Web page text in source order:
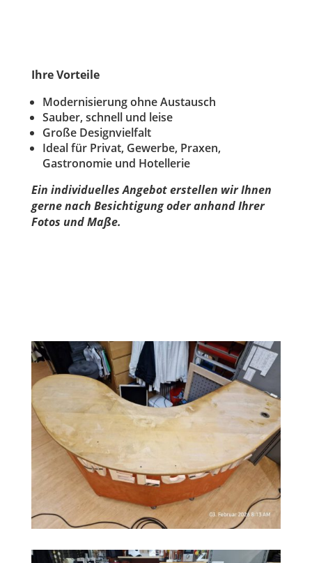
Ihre Vorteile
Modernisierung ohne Austausch
Sauber, schnell und leise
Große Designvielfalt
Ideal für Privat, Gewerbe, Praxen,
Gastronomie und Hotellerie
Ein individuelles Angebot erstellen wir Ihnen
gerne nach Besichtigung oder anhand Ihrer
Fotos und Maße.